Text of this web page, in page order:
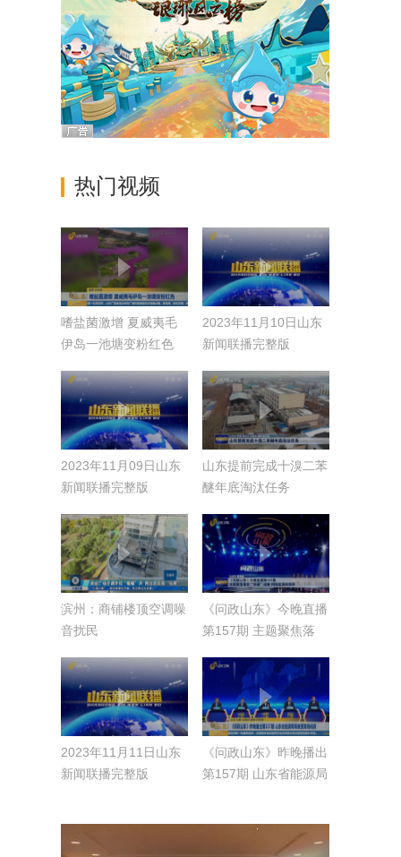
热门视频
嗜盐菌激增 夏威夷毛
伊岛一池塘变粉红色
2023年11月10日山东
新闻联播完整版
2023年11月09日山东
新闻联播完整版
山东提前完成十溴二苯
醚年底淘汰任务
滨州：商铺楼顶空调噪
音扰民
《问政山东》今晚直播
第157期 主题聚焦落
保障网
2023年11月11日山东
新闻联播完整版
《问政山东》昨晚播出
第157期 山东省能源局